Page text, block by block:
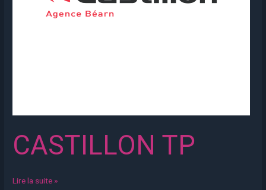
CASTILLON TP
Lire la suite »